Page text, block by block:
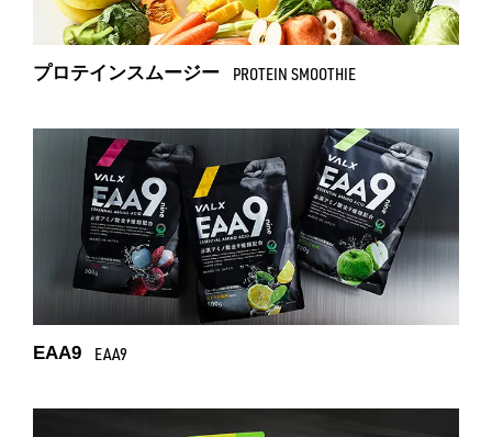
プロテインスムージー PROTEIN SMOOTHIE
EAA9 EAA9